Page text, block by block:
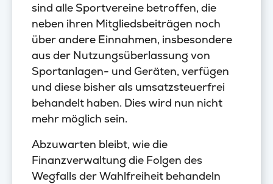
sind alle Sportvereine betroffen, die
neben ihren Mitgliedsbeiträgen noch
über andere Einnahmen, insbesondere
aus der Nutzungsüberlassung von
Sportanlagen- und Geräten, verfügen
und diese bisher als umsatzsteuerfrei
behandelt haben. Dies wird nun nicht
mehr möglich sein.
Abzuwarten bleibt, wie die
Finanzverwaltung die Folgen des
Wegfalls der Wahlfreiheit behandeln